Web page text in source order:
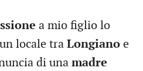
a mio figlio lo
locale tra Longiano e
di una madre